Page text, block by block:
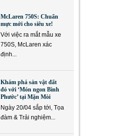
McLaren 750S: Chuẩn
mực mới cho siêu xe!
Với việc ra mắt mẫu xe
750S, McLaren xác
định...
Khám phá sản vật đất
đỏ với ‘Món ngon Bình
Phước’ tại Mặn Mòi
Ngày 20/04 sắp tới, Tọa
đàm & Trải nghiệm...